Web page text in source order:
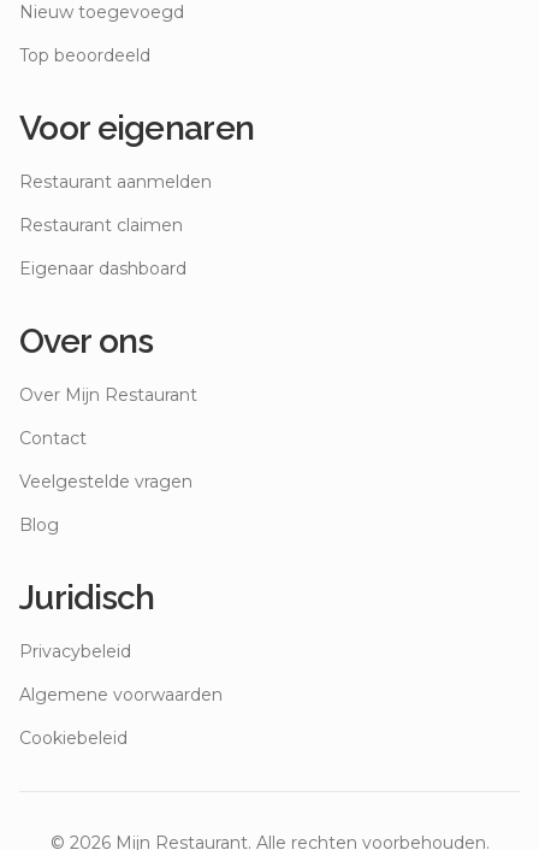
Nieuw toegevoegd
Top beoordeeld
Voor eigenaren
Restaurant aanmelden
Restaurant claimen
Eigenaar dashboard
Over ons
Over Mijn Restaurant
Contact
Veelgestelde vragen
Blog
Juridisch
Privacybeleid
Algemene voorwaarden
Cookiebeleid
© 2026Mijn Restaurant. Alle rechten voorbehouden.